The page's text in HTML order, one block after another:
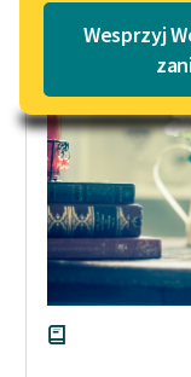
Lektury szkolne i
literatury do
uczennic i uczniów z
E-kolekcja lektur
szkolnych i
słuchania dla
uczniów z
Wesprzyj